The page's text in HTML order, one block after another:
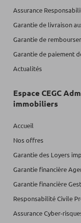
Assurance
Garantie de livraison
Garantie de
Garantie de paiement
Actualités
Espace CEGC
immobiliers
Accueil
Nos offres
Garantie des Loyers
Garantie financière
Garantie financière
Responsabilité Civile
Assurance Cyber-